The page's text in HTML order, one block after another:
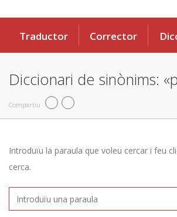
Traductor Corrector
Diccionari de sinònims:
Compartiu
Introduïu la paraula que voleu cercar i feu
cerca.